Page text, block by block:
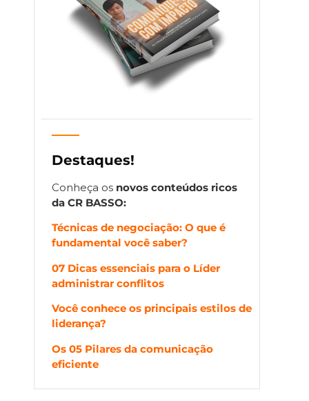
Destaques!
Conheça os novos conteúdos ricos
da CR BASSO:
Técnicas de negociação: O que é
fundamental você saber?
07 Dicas essenciais para o Líder
administrar conflitos
Você conhece os principais estilos de
liderança?
Os 05 Pilares da comunicação
eficiente